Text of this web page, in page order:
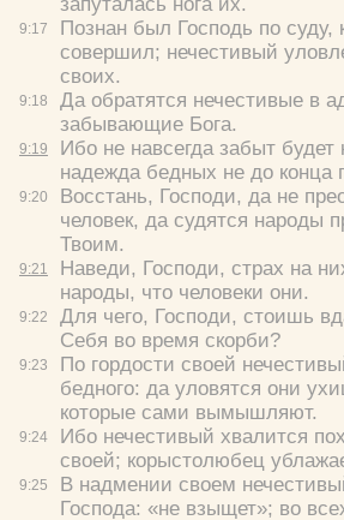
9:17
9:18
9:19
9:20
9:21
9:22
9:23
9:24
9:25
запуталась нога их.
Познан был Господь по суду,
совершил; нечестивый
своих.
Да обратятся нечестивые в
забывающие Бога.
Ибо не навсегда забыт
надежда бедных не до конца
Восстань, Господи, да не
человек, да судятся народы
Твоим.
Наведи, Господи, страх на
народы, что человеки они.
Для чего, Господи, стоишь
Себя во время скорби?
По гордости своей
бедного: да уловятся они
которые сами вымышляют.
Ибо нечестивый хвалится
своей; корыстолюбец
В надмении своем
Господа: «не взыщет»; во
Хорошо
Да
Нет
Вход
Регистрация
Цвет: